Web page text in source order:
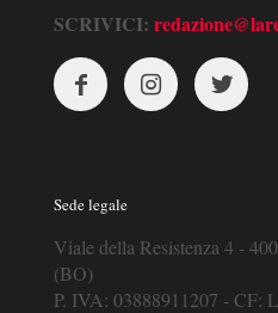
SCRIVICI:
Sede legale
Viale della Resistenza 4 -
(BO)
P. IVA: 03888911207 -